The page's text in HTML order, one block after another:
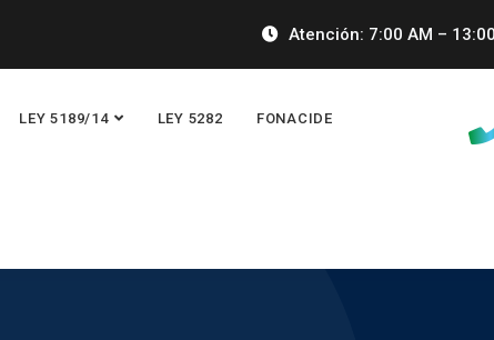
Atención: 7:00 AM –
LEY 5189/14 LEY 5282 FONACIDE